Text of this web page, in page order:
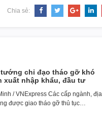
Chia sẻ:
chỉ đạo tháo gỡ khó
xuất nhập khẩu, đầu tư
/ VNExpress Các cấp ngành, địa
được giao tháo gỡ thủ tục…